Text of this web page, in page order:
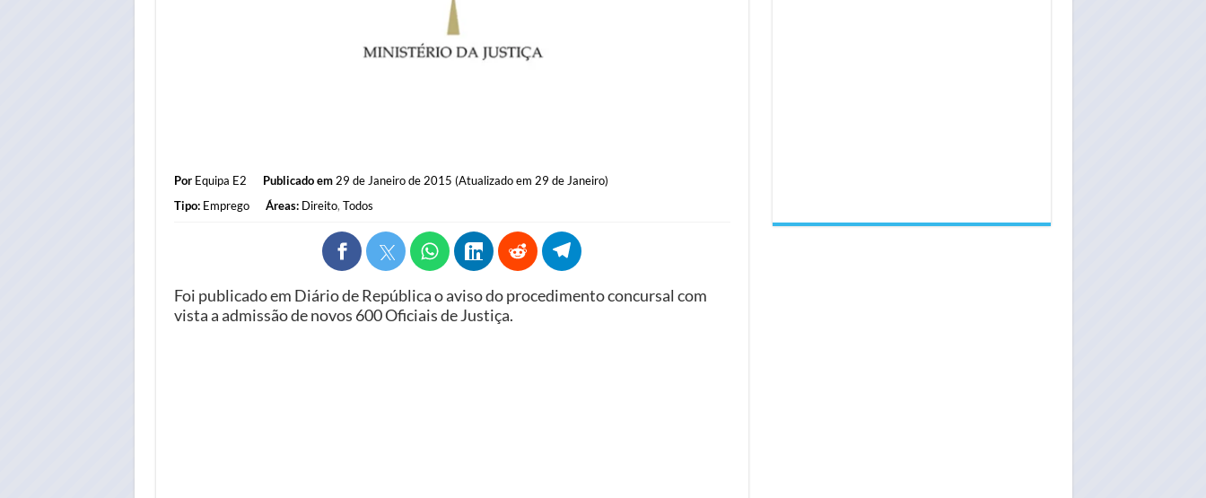
Por Equipa E2 Publicado em29 de Janeiro de 2015 (Atualizado em 29 de Janeiro)
Tipo: Emprego Áreas: Direito, Todos
Foi publicado em Diário de República o aviso do procedimento concursal com
vista a admissão de novos 600 Oficiais de Justiça.